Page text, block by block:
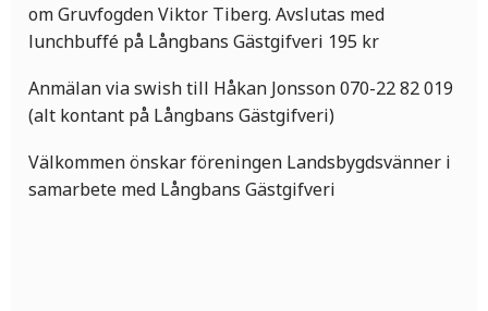
om Gruvfogden Viktor Tiberg. Avslutas med
lunchbuffé på Långbans Gästgifveri 195 kr
Anmälan via swish till Håkan Jonsson 070-22 82 019
(alt kontant på Långbans Gästgifveri)
Välkommen önskar föreningen Landsbygdsvänner i
samarbete med Långbans Gästgifveri